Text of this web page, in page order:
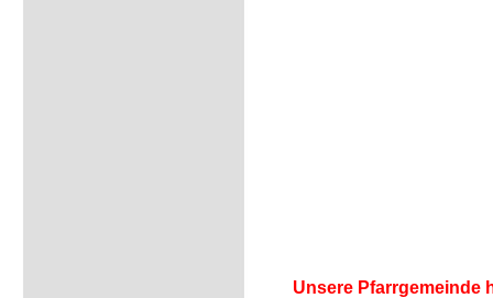
Unsere Pfarrgemeinde